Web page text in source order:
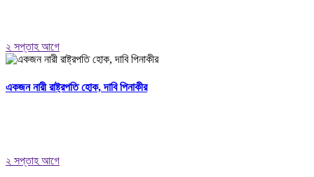
২ সপ্তাহ আগে
একজন নারী রাষ্ট্রপতি হোক, দাবি পিনাকীর
২ সপ্তাহ আগে